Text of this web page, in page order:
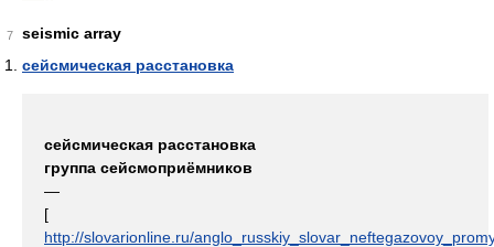
7
seismic array
сейсмическая расстановка
сейсмическая расстановка
группа сейсмоприёмников
—
[
http://slovarionline.ru/